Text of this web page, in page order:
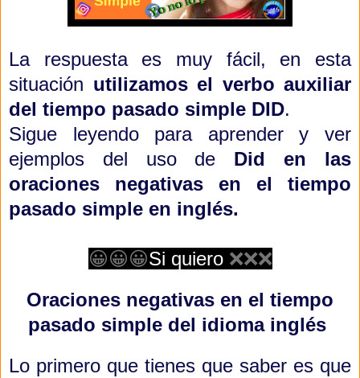
La respuesta es muy fácil, en esta
situación utilizamos el verbo auxiliar
del tiempo pasado simple DID.
Sigue leyendo para aprender y ver
ejemplos del uso de Did en las
oraciones negativas en el tiempo
pasado simple en inglés.
😀😀😀Si quiero❌❌❌
Oraciones negativas en el tiempo
pasado simple del idioma inglés
Lo primero que tienes que saber es que